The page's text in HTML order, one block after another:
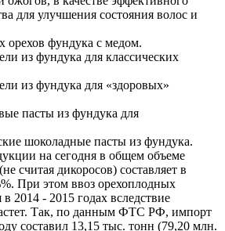
для улучшения состояния волос и
орехов фундука с медом.
из фундука для классических
из фундука для «здоровых»
пасты из фундука для
шоколадные пасты из фундука.
на сегодня в общем объеме
считая дикоросов) составляет в
При этом ввоз орехоплодных
2014 - 2015 годах вследствие
Так, по данным ФТС РФ, импорт
составил 13,15 тыс. тонн (79,20 млн.